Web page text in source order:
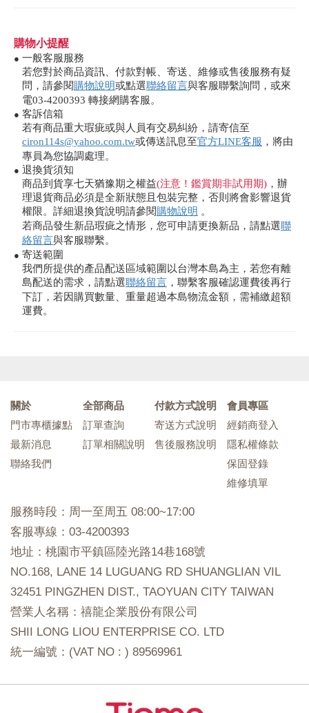
購物小提醒
● 一般客服服務
若您對於商品資訊、付款對帳、寄送、維修或售後服務有疑
問，請參閱購物說明或點選聯絡留言與客服聯繫詢問，或來
電03-4200393 轉接網購客服。
● 客訴信箱
若有商品重大瑕疵或與人員有交易糾紛，請寄信至
ciron114s@yahoo.com.tw或傳送訊息至官方LINE客服 ，將由
專員為您協調處理。
● 退換貨須知
商品到貨享七天猶豫期之權益(注意！鑑賞期非試用期) ，辦
理退貨商品必須是全新狀態且包裝完整，否則將會影響退貨
權限。詳細退換貨說明請參閱購物說明 。
若商品發生新品瑕疵之情形，您可申請更換新品，請點選聯
絡留言與客服聯繫。
● 寄送範圍
我們所提供的產品配送區域範圍以台灣本島為主，若您有離
島配送的需求，請點選聯絡留言 ，聯繫客服確認運費後再行
下訂，若因購買數量、重量超過本島物流金額，需補繳超額
運費。
關於
門市專櫃據點
最新消息
聯絡我們
全部商品
訂單查詢
訂單相關說明
付款方式說明
寄送方式說明
售後服務說明
會員專區
經銷商登入
隱私權條款
保固登錄
維修填單
服務時段：周一至周五 08:00~17:00
客服專線：03-4200393
地址：桃園市平鎮區陸光路14巷168號
NO.168, LANE 14 LUGUANG RD SHUANGLIAN VIL
32451 PINGZHEN DIST., TAOYUAN CITY TAIWAN
營業人名稱：禧龍企業股份有限公司
SHII LONG LIOU ENTERPRISE CO. LTD
統一編號：(VAT NO : ) 89569961